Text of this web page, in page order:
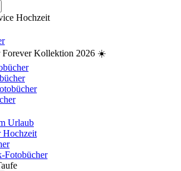
Hochzeit
Forever Kollektion 2026 ☀️
Urlaub
Hochzeit
Fotobücher